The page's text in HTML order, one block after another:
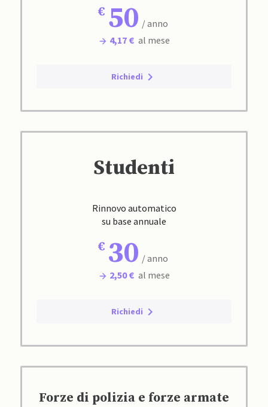
50 / anno
4,17 € al mese
Richiedi
Studenti
Rinnovo automatico
su base annuale
30 / anno
2,50 € al mese
Richiedi
Forze di polizia e forze armate